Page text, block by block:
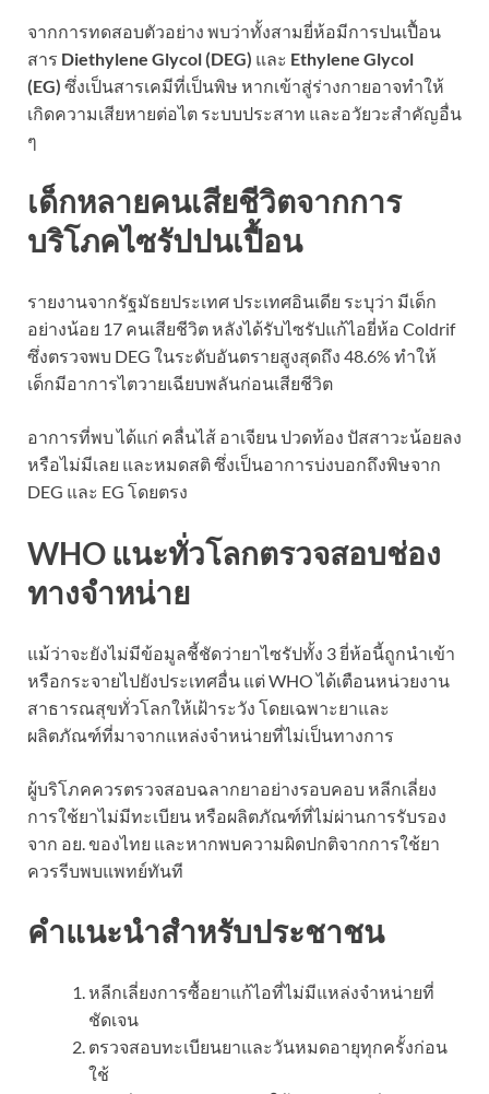
จากการทดสอบตัวอย่าง พบว่าทั้งสามยี่ห้อมีการปนเปื้อน
สาร Diethylene Glycol (DEG) และ Ethylene Glycol
(EG) ซึ่งเป็นสารเคมีที่เป็นพิษ หากเข้าสู่ร่างกายอาจทำให้
เกิดความเสียหายต่อไต ระบบประสาท และอวัยวะสำคัญอื่น
ๆ
เด็กหลายคนเสียชีวิตจากการ
บริโภคไซรัปปนเปื้อน
รายงานจากรัฐมัธยประเทศ ประเทศอินเดีย ระบุว่า มีเด็ก
อย่างน้อย 17 คนเสียชีวิต หลังได้รับไซรัปแก้ไอยี่ห้อ Coldrif
ซึ่งตรวจพบ DEG ในระดับอันตรายสูงสุดถึง 48.6% ทำให้
เด็กมีอาการไตวายเฉียบพลันก่อนเสียชีวิต
อาการที่พบ ได้แก่ คลื่นไส้ อาเจียน ปวดท้อง ปัสสาวะน้อยลง
หรือไม่มีเลย และหมดสติ ซึ่งเป็นอาการบ่งบอกถึงพิษจาก
DEG และ EG โดยตรง
WHO แนะทั่วโลกตรวจสอบช่อง
ทางจำหน่าย
แม้ว่าจะยังไม่มีข้อมูลชี้ชัดว่ายาไซรัปทั้ง 3 ยี่ห้อนี้ถูกนำเข้า
หรือกระจายไปยังประเทศอื่น แต่ WHO ได้เตือนหน่วยงาน
สาธารณสุขทั่วโลกให้เฝ้าระวัง โดยเฉพาะยาและ
ผลิตภัณฑ์ที่มาจากแหล่งจำหน่ายที่ไม่เป็นทางการ
ผู้บริโภคควรตรวจสอบฉลากยาอย่างรอบคอบ หลีกเลี่ยง
การใช้ยาไม่มีทะเบียน หรือผลิตภัณฑ์ที่ไม่ผ่านการรับรอง
จาก อย. ของไทย และหากพบความผิดปกติจากการใช้ยา
ควรรีบพบแพทย์ทันที
คำแนะนำสำหรับประชาชน
หลีกเลี่ยงการซื้อยาแก้ไอที่ไม่มีแหล่งจำหน่ายที่
ชัดเจน
ตรวจสอบทะเบียนยาและวันหมดอายุทุกครั้งก่อน
ใช้